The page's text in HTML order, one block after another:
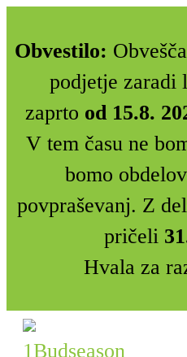
Obvestilo:
podjetje zaradi
zaprto od 15.8.
V tem času ne
bomo
povpraševanj. Z
pričeli
Hvala za